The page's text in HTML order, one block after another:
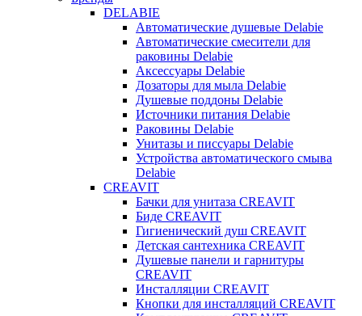
DELABIE
Автоматические душевые Delabie
Автоматические смесители для
раковины Delabie
Аксессуары Delabie
Дозаторы для мыла Delabie
Душевые поддоны Delabie
Источники питания Delabie
Раковины Delabie
Унитазы и писсуары Delabie
Устройства автоматического смыва
Delabie
CREAVIT
Бачки для унитаза CREAVIT
Биде CREAVIT
Гигиенический душ CREAVIT
Детская сантехника CREAVIT
Душевые панели и гарнитуры
CREAVIT
Инсталляции CREAVIT
Кнопки для инсталляций CREAVIT